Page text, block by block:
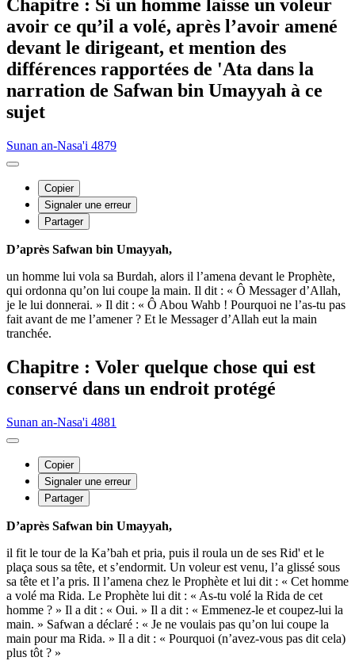
Chapitre : Si un homme laisse un voleur
avoir ce qu’il a volé, après l’avoir amené
devant le dirigeant, et mention des
différences rapportées de 'Ata dans la
narration de Safwan bin Umayyah à ce
sujet
Sunan an-Nasa'i 4879
Copier
Signaler une erreur
Partager
D’après Safwan bin Umayyah,
un homme lui vola sa Burdah, alors il l’amena devant le Prophète,
qui ordonna qu’on lui coupe la main. Il dit : « Ô Messager d’Allah,
je le lui donnerai. » Il dit : « Ô Abou Wahb ! Pourquoi ne l’as-tu pas
fait avant de me l’amener ? Et le Messager d’Allah eut la main
tranchée.
Chapitre : Voler quelque chose qui est
conservé dans un endroit protégé
Sunan an-Nasa'i 4881
Copier
Signaler une erreur
Partager
D’après Safwan bin Umayyah,
il fit le tour de la Ka’bah et pria, puis il roula un de ses Rid' et le
plaça sous sa tête, et s’endormit. Un voleur est venu, l’a glissé sous
sa tête et l’a pris. Il l’amena chez le Prophète et lui dit : « Cet homme
a volé ma Rida. Le Prophète lui dit : « As-tu volé la Rida de cet
homme ? » Il a dit : « Oui. » Il a dit : « Emmenez-le et coupez-lui la
main. » Safwan a déclaré : « Je ne voulais pas qu’on lui coupe la
main pour ma Rida. » Il a dit : « Pourquoi (n’avez-vous pas dit cela)
plus tôt ? »